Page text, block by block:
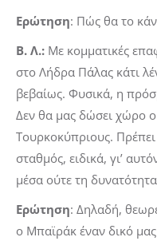
Ερώτηση: Πώς θα το
Β. Λ.: Με κομματικές
στο Λήδρα Πάλας κάτι
βεβαίως. Φυσικά, η
Δεν θα μας δώσει χώρο
Τουρκοκύπριους.
σταθμός, ειδικά, γι’
μέσα ούτε τη
Ερώτηση: Δηλαδή,
ο Μπαϊράκ έναν δικό